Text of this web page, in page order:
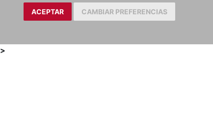
ACEPTAR CAMBIAR PREFERENCIAS
>